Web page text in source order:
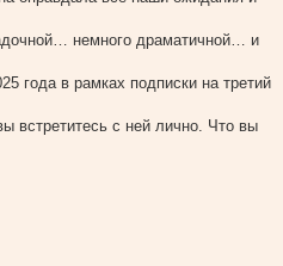
немного драматичной… и
года в рамках подписки на третий
встретитесь с ней лично. Что вы